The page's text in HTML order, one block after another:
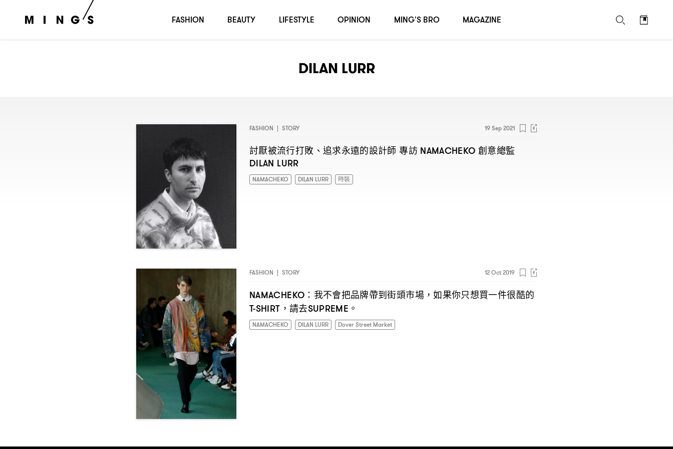
DILAN LURR
FASHION | STORY 19 Sep 2021
討厭被流行打敗、追求永遠的設計師 專訪 NAMACHEKO 創意總監
DILAN LURR
NAMACHEKO DILAN LURR 時裝
FASHION | STORY 12 Oct 2019
NAMACHEKO： 我不會把品牌帶到街頭市場，如果你只想買一件很酷的
T-SHIRT， 請去SUPREME 。
NAMACHEKO DILAN LURR Dover Street Market
FASHION BEAUTY LIFESTYLE OPINION MING'S BRO MAGAZINE